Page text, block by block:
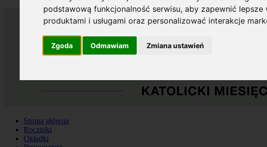
podstawową funkcjonalność serwisu,aby zapewnić lepsze
produktami i usługami oraz personalizować interakcje
Zgoda Odmawiam Zmiana ustawień
Strona główna
Roczniki
Okładki